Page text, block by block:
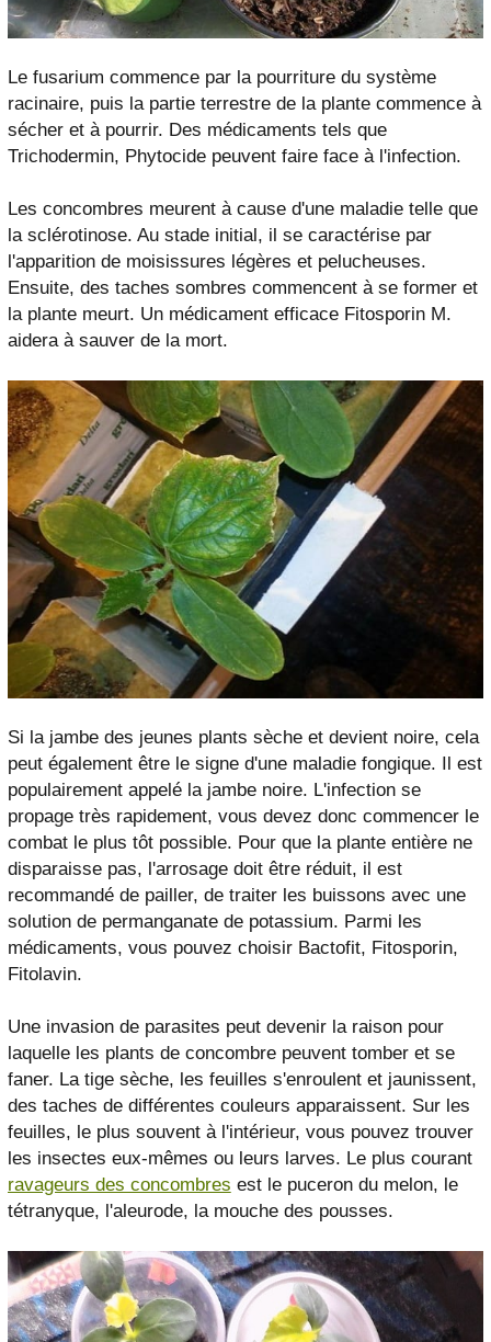
Le fusarium commence par la pourriture du système
racinaire, puis la partie terrestre de la plante commence à
sécher et à pourrir. Des médicaments tels que
Trichodermin, Phytocide peuvent faire face à l'infection.
Les concombres meurent à cause d'une maladie telle que
la sclérotinose. Au stade initial, il se caractérise par
l'apparition de moisissures légères et pelucheuses.
Ensuite, des taches sombres commencent à se former et
la plante meurt. Un médicament efficace Fitosporin M.
aidera à sauver de la mort.
Si la jambe des jeunes plants sèche et devient noire, cela
peut également être le signe d'une maladie fongique. Il est
populairement appelé la jambe noire. L'infection se
propage très rapidement, vous devez donc commencer le
combat le plus tôt possible. Pour que la plante entière ne
disparaisse pas, l'arrosage doit être réduit, il est
recommandé de pailler, de traiter les buissons avec une
solution de permanganate de potassium. Parmi les
médicaments, vous pouvez choisir Bactofit, Fitosporin,
Fitolavin.
Une invasion de parasites peut devenir la raison pour
laquelle les plants de concombre peuvent tomber et se
faner. La tige sèche, les feuilles s'enroulent et jaunissent,
des taches de différentes couleurs apparaissent. Sur les
feuilles, le plus souvent à l'intérieur, vous pouvez trouver
les insectes eux-mêmes ou leurs larves. Le plus courant
ravageurs des concombres est le puceron du melon, le
tétranyque, l'aleurode, la mouche des pousses.